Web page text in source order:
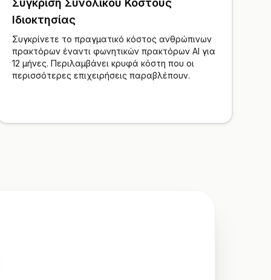
Σύγκριση Συνολικού Κόστους
Ιδιοκτησίας
Συγκρίνετε το πραγματικό κόστος ανθρώπινων
πρακτόρων έναντι φωνητικών πρακτόρων AI για
12 μήνες. Περιλαμβάνει κρυφά κόστη που οι
περισσότερες επιχειρήσεις παραβλέπουν.